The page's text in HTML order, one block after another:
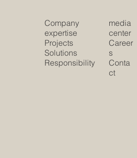
Company
expertise
Projects
Solutions
Responsibility
media
center
Career
s
Conta
ct